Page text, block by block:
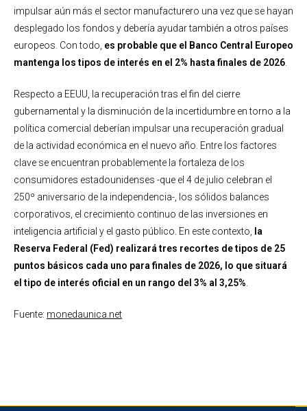
impulsar aún más el sector manufacturero una vez que se hayan
desplegado los fondos y debería ayudar también a otros países
europeos. Con todo, es probable que el Banco Central Europeo
mantenga los tipos de interés en el 2% hasta finales de 2026
Respecto a EEUU, la recuperación tras el fin del cierre
gubernamental y la disminución de la incertidumbre en torno a la
política comercial deberían impulsar una recuperación gradual
de la actividad económica en el nuevo año. Entre los factores
clave se encuentran probablemente la fortaleza de los
consumidores estadounidenses -que el 4 de julio celebran el
250º aniversario de la independencia-, los sólidos balances
corporativos, el crecimiento continuo de las inversiones en
inteligencia artificial y el gasto público. En este contexto, la
Reserva Federal (Fed) realizará tres recortes de tipos de 25
puntos básicos cada uno para finales de 2026, lo que situará
el tipo de interés oficial en un rango del 3% al 3,25%
Fuente: monedaunica.net